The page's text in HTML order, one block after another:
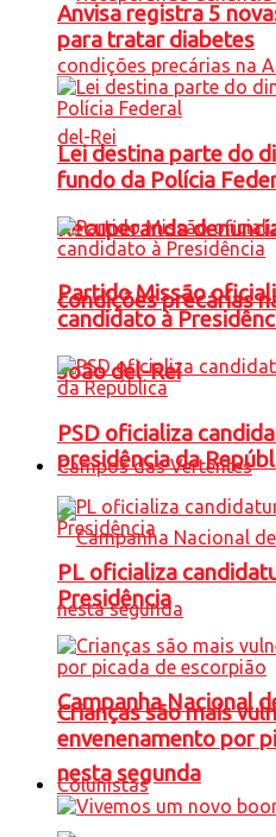
Recuperanda
condições precárias
João del-Rei
Campos das Vertentes
Campanha Nacional
nesta segunda
Anvisa registra 5
para tratar diabetes
Lei destina parte do
fundo da Polícia
Partido Missão
candidato à
PSD oficializa
presidência da
PL oficializa
Presidência
Crianças são mais
envenenamento por
Colunistas